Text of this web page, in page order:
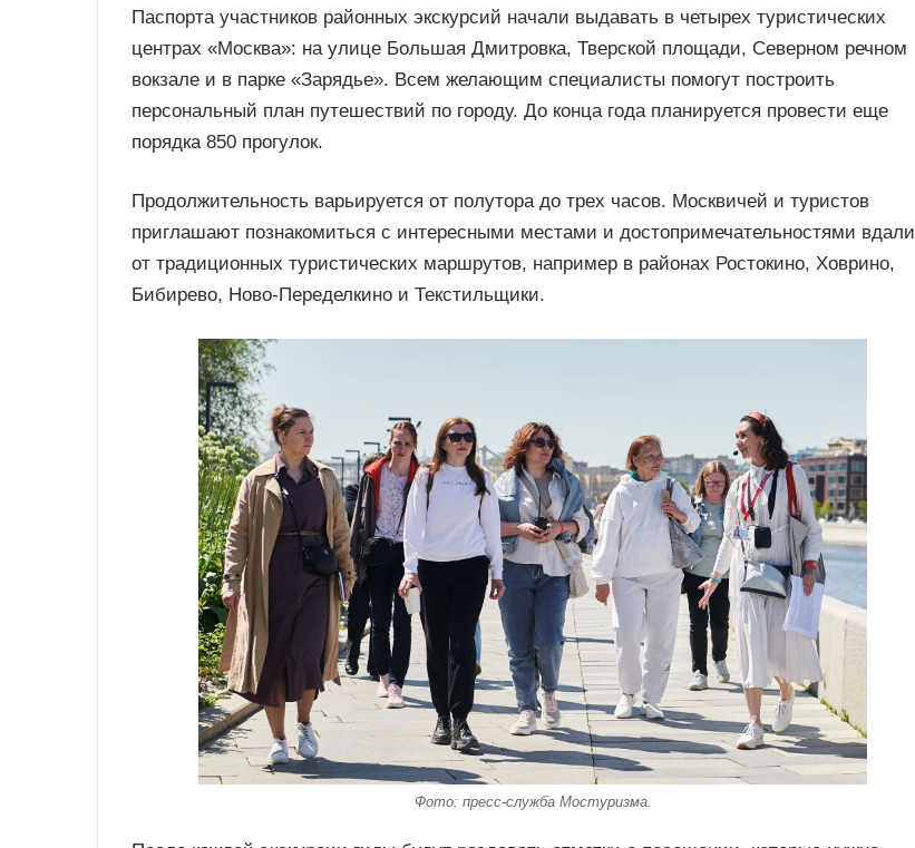
Паспорта участников районных экскурсий начали выдавать в четырех туристических
центрах «Москва»: на улице Большая Дмитровка, Тверской площади, Северном речном
вокзале и в парке «Зарядье». Всем желающим специалисты помогут построить
персональный план путешествий по городу. До конца года планируется провести еще
порядка 850 прогулок.
Продолжительность варьируется от полутора до трех часов. Москвичей и туристов
приглашают познакомиться с интересными местами и достопримечательностями вдали
от традиционных туристических маршрутов, например в районах Ростокино, Ховрино,
Бибирево, Ново-Переделкино и Текстильщики.
Фото: пресс-служба Мостуризма.